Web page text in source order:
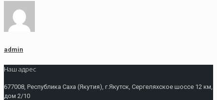
admin
Наш адрес
677008, Республика Саха (Якутия), г.Якутск, Сергеляхское шоссе 12 км,
дом 2/10